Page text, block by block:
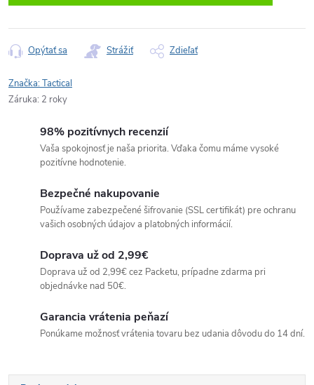
Opýtať sa Strážiť Zdieľať
Značka:Tactical
Záruka: 2 roky
98% pozitívnych recenzií
Vaša spokojnosť je naša priorita. Vďaka čomu máme vysoké
pozitívne hodnotenie.
Bezpečné nakupovanie
Používame zabezpečené šifrovanie (SSL certifikát) pre ochranu
vašich osobných údajov a platobných informácií.
Doprava už od 2,99€
Doprava už od 2,99€ cez Packetu, prípadne zdarma pri
objednávke nad 50€.
Garancia vrátenia peňazí
Ponúkame možnosť vrátenia tovaru bez udania dôvodu do 14 dní.